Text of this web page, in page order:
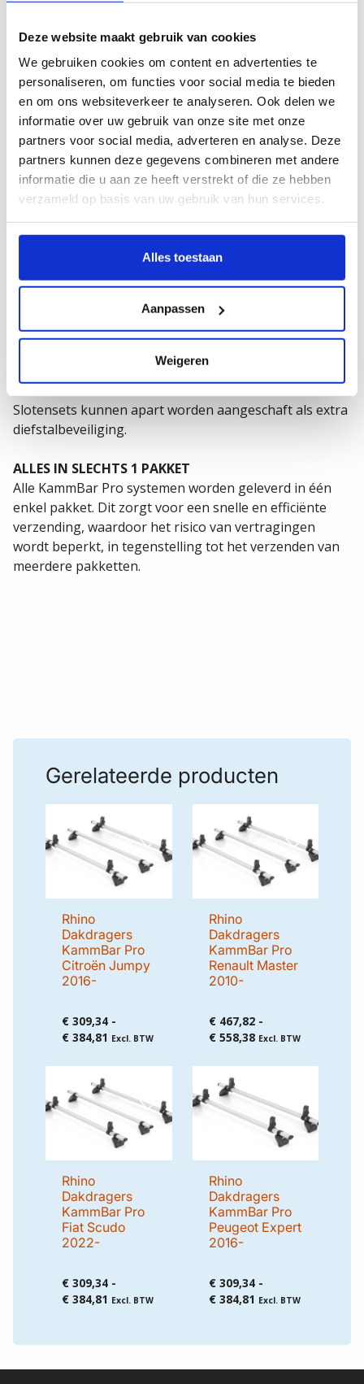
Deze website maakt gebruik van cookies
We gebruiken cookies om content en advertenties te
personaliseren, om functies voor social media te bieden
en om ons websiteverkeer te analyseren. Ook delen we
informatie over uw gebruik van onze site met onze
partners voor social media, adverteren en analyse. Deze
partners kunnen deze gegevens combineren met andere
informatie die u aan ze heeft verstrekt of die ze hebben
verzameld op basis van uw gebruik van hun services.
Alles toestaan
Aanpassen
Weigeren
waardoor u het geheel snel en gemakkelijk plaatst.
MOOIE KAPPEN
De sterke stalen voeten worden afgewerkt met fraaie
composiet kappen, die het product een moderne
premium uitstraling geven.
DUURZAM EN GEBOUWD OM LANG MEE TE GAAN
Ons eigen team van ingenieurs heeft de KammBar Pro
en robuust genoeg is voor de uitdagingen van het
ZWAAILICHTHOUDER
De zwaailamp kan met 1 of 3 bouten op deze houder
bevestigd worden, waarmee de functionaliteit wordt
vergroot. Wordt als accessoire verkocht.
SLOT UPGRADE SETS
Slotensets kunnen apart worden aangeschaft als extra
diefstalbeveiliging.
ALLES IN SLECHTS 1 PAKKET
Alle KammBar Pro systemen worden geleverd in één
enkel pakket. Dit zorgt voor een snelle en efficiënte
verzending, waardoor het risico van vertragingen
wordt beperkt, in tegenstelling tot het verzenden van
meerdere pakketten.
Gerelateerde producten
Rhino
Dakdragers
KammBar Pro
Citroën Jumpy
2016-
€ 309,34 -
€ 384,81 Prijsklasse:
tot
€ 384,81
Excl. BTW
Rhino
Dakdragers
KammBar Pro
Renault Master
2010-
€467,82 -
€558,38Prijsklasse:
tot
Excl. BTW
Rhino
Dakdragers
KammBar Pro
Fiat Scudo
2022-
€ 309,34 -
€ 384,81 Prijsklasse:
€ 384,81
Excl. BTW
Rhino
Dakdragers
KammBar Pro
Peugeot Expert
2016-
€309,34 -
€384,81 Prijsklasse:
€ 384,81
Excl. BTW